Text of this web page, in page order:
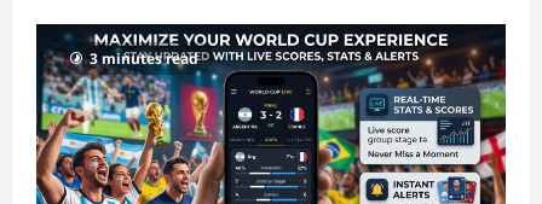
3 minutes read